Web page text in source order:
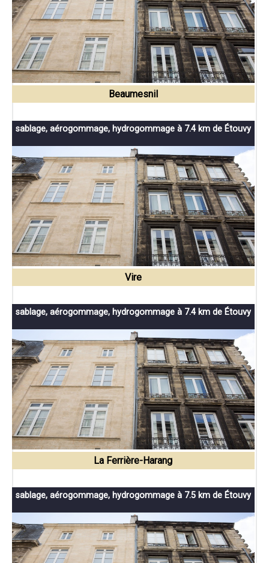
Beaumesnil
sablage, aérogommage, hydrogommage à 7.4 km de Étouvy
Vire
sablage, aérogommage, hydrogommage à 7.4 km de Étouvy
La Ferrière-Harang
sablage, aérogommage, hydrogommage à 7.5 km de Étouvy